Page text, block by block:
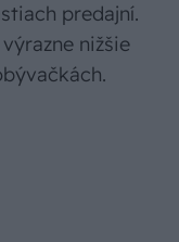
predajní.
nižšie